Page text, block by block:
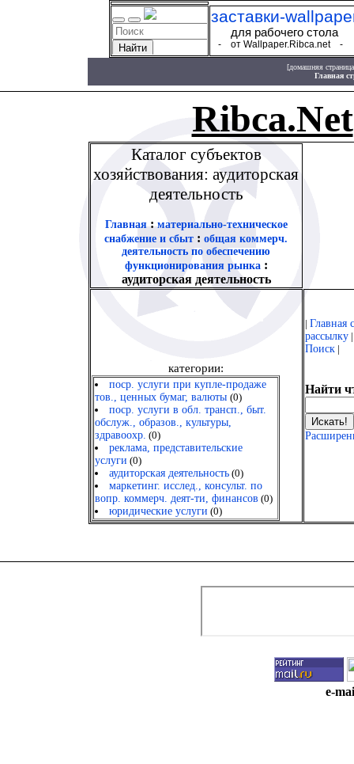
заставки-
для рабочего стола
- от Wallpaper.Ribca.net -
[домашняя страница
Главная
Ribca.Net
Каталог субъектов
хозяйствования: аудиторская
деятельность
Главная:материально-техническое
снабжение и сбыт : общая коммерч.
деятельность по обеспечению
функционирования рынка:
аудиторская деятельность
категории:
поср. услуги при купле-продаже
тов., ценных бумаг, валюты (0)
поср. услуги в обл. трансп., быт.
обслуж., образов., культуры,
здравоохр. (0)
реклама, представительские
услуги (0)
аудиторская деятельность(0)
маркетинг. исслед., консульт. по
вопр. коммерч. деят-ти, финансов (0)
юридические услуги (0)
| Главная
рассылку
Поиск|
Найти
e-